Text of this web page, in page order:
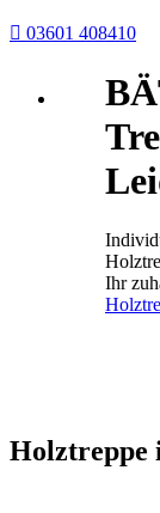
 03601 408410
Ihr
Holztreppe